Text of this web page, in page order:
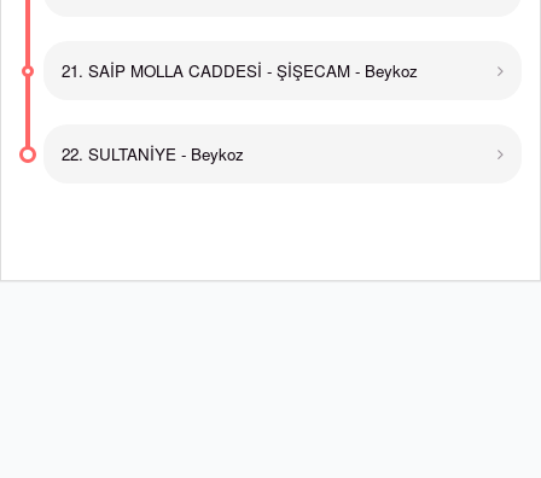
21. SAİP MOLLA CADDESİ - ŞİŞECAM - Beykoz
22. SULTANİYE - Beykoz